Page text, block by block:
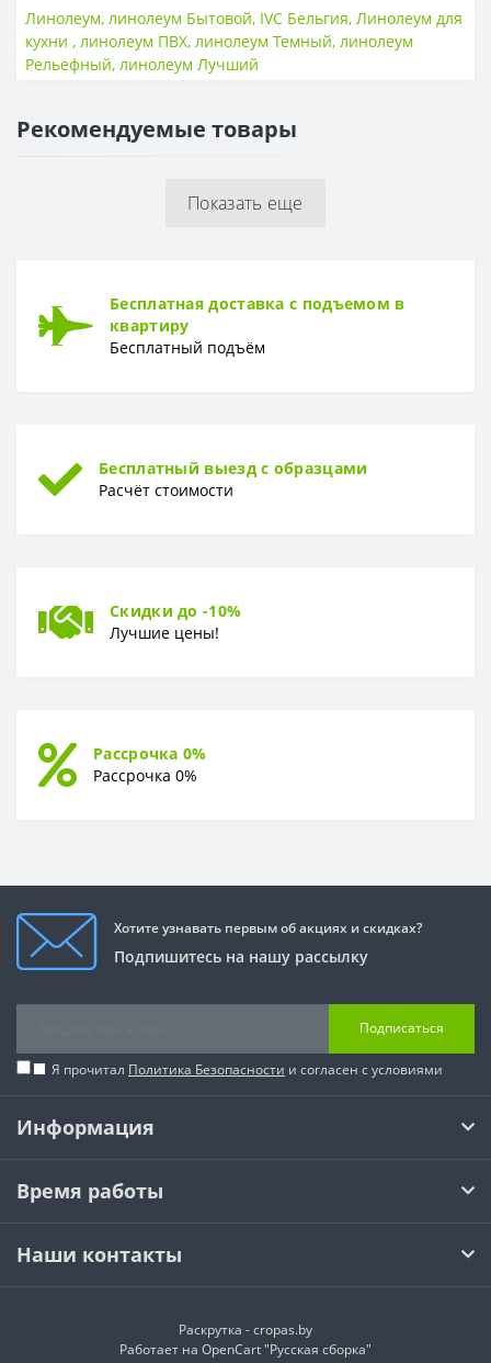
Основа Вспененная
ПОВЕРХНОСТЬ
ТОЛЩИНА
ТОЛЩИНА ЗАЩИТНОГО СЛОЯ
Форма
Линолеум, линолеум Бытовой, IVC Бельгия, Линолеум для
кухни , линолеум ПВХ, линолеум Темный, линолеум
Рельефный, линолеум Лучший
Рекомендуемые товары
Показать еще
Бесплатная доставка с подъемом в
квартиру
Бесплатный подъём
Бесплатный выезд с образцами
Расчёт стоимости
Скидки до -10%
Лучшие цены!
Рассрочка 0%
Рассрочка 0%
Хотите узнавать первым об акциях и скидках?
Подпишитесь на нашу рассылку
Подписаться
Я прочитал Политика Безопасности и согласен с условиями
Информация
Время работы
Наши контакты
Раскрутка -cropas.by
Работает на OpenCart "Русская сборка"